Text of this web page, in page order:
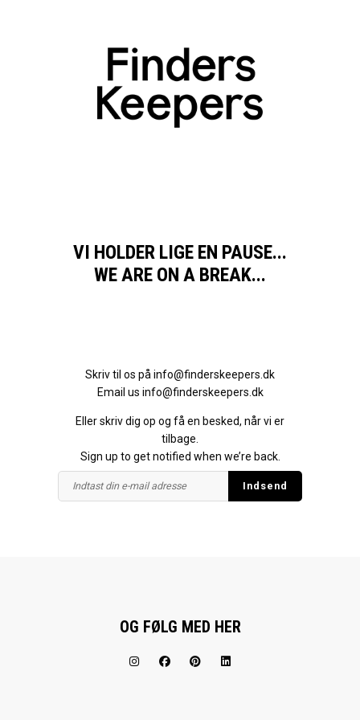
VI HOLDER LIGE EN PAUSE...
WE ARE ON A BREAK...
Skriv til os på info@finderskeepers.dk
Email us info@finderskeepers.dk
Eller skriv dig op og få en besked, når vi er
tilbage.
Sign up to get notified when we’re back.
OG FØLG MED HER